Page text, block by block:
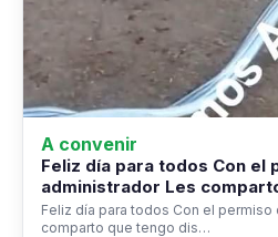
A convenir
Feliz día para todos Con el
administrador Les
Feliz día para todos Con el
comparto que tengo dis…